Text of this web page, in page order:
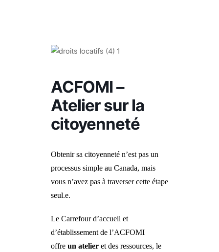
ACFOMI –
Atelier sur la
citoyenneté
Obtenir sa citoyenneté n’est pas un
processus simple au Canada, mais
vous n’avez pas à traverser cette étape
seul.e.
Le Carrefour d’accueil et
d’établissement de l’ACFOMI
offre un atelier et des ressources, le